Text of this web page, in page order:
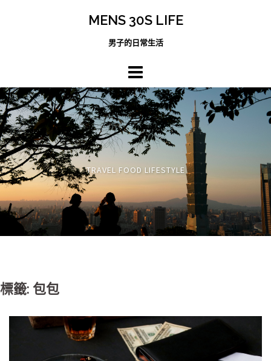
MENS 30S LIFE
男子的日常生活
TRAVEL FOOD LIFESTYLE
標籤: 包包